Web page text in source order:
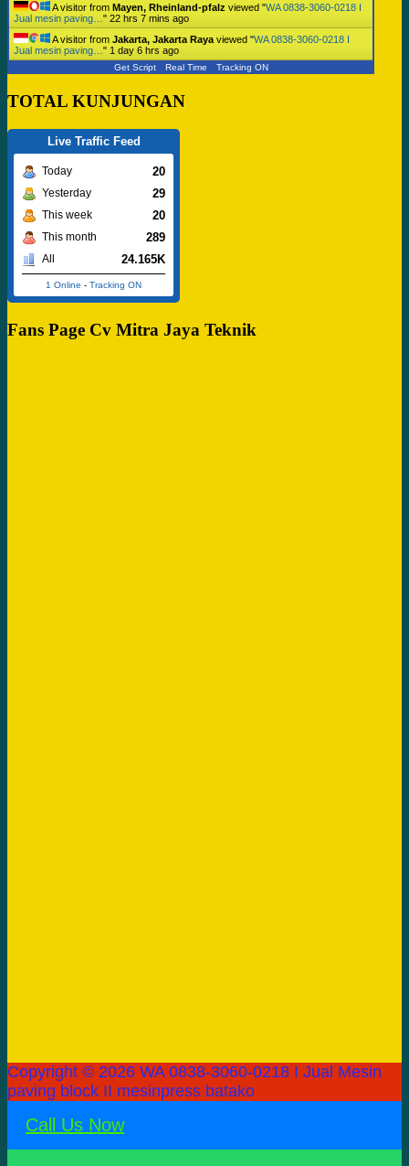
A visitor from Mayen, Rheinland-pfalz viewed "WA 0838-3060-0218 I
Jual mesin paving… " 22 hrs 7 mins ago
A visitor from Jakarta, Jakarta Raya viewed "WA 0838-3060-0218 I
Jual mesin paving… " 1 day 6 hrs ago
Get Script Real Time Tracking ON
TOTAL KUNJUNGAN
Live Traffic Feed
Today 20
Yesterday 29
This week 20
This month 289
All 24.165K
1 Online - Tracking ON
Fans Page Cv Mitra Jaya Teknik
Copyright © 2026 WA 0838-3060-0218 I Jual Mesin
paving block II mesinpress batako
Call Us Now